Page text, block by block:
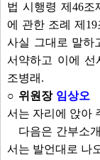
법 시행령 제46조
에 관한 조례 제
사실 그대로 말하
서약하고 이에 선
조병래.
○ 위원장 임상오
서는 자리에 앉아
다음은 간부소
서는 발언대로 나